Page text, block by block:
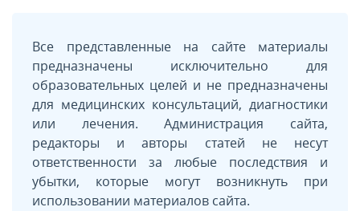
Все представленные на сайте материалы
предназначены исключительно для
образовательных целей и не предназначены
для медицинских консультаций, диагностики
или лечения. Администрация сайта,
редакторы и авторы статей не несут
ответственности за любые последствия и
убытки, которые могут возникнуть при
использовании материалов сайта.